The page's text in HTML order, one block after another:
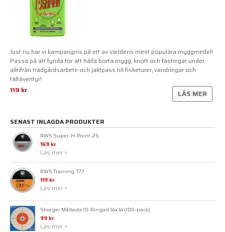
Just nu har vi kampanjpris på ett av världens mest populära myggmedel!
Passa på att fynda för att hålla borta mygg, knott och fästingar under
alltifrån trädgårdsarbete och jaktpass till fisketurer, vandringar och
tältäventyr!
119 kr
LÄS MER
SENAST INLAGDA PRODUKTER
RWS Super-H-Point .25
169 kr
Läs mer »
RWS Training .177
119 kr
Läs mer »
Stoeger Måltavla 10-Ringad 14x14 (100-pack)
99 kr
Läs mer »